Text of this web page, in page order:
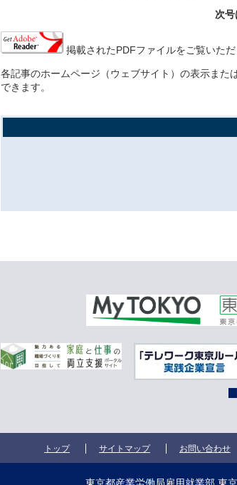
次
掲載されたPDFファイルをご覧いた
各記事のホームページ（ウェブサイト）の表示また
できます。
トップ サイトマップ お問い合わせ
東京都産業労働局雇用就業部 東